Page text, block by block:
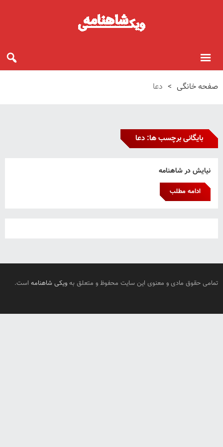
صفحه خانگی > دعا
بایگانی برچسب ها: دعا
نیایش در شاهنامه
ادامه مطلب
تمامی حقوق مادی و معنوی این سایت محفوظ و متعلق به ویکی شاهنامه است.